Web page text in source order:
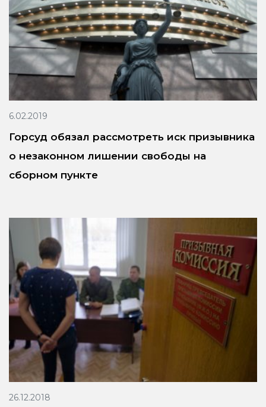
6.02.2019
Горсуд обязал рассмотреть иск призывника
о незаконном лишении свободы на
сборном пункте
26.12.2018